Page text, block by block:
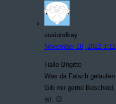
susiundkay
November 16, 2022
Hallo Brigitte
Was da Falsch
Gib mir gerne
ist. 🙂